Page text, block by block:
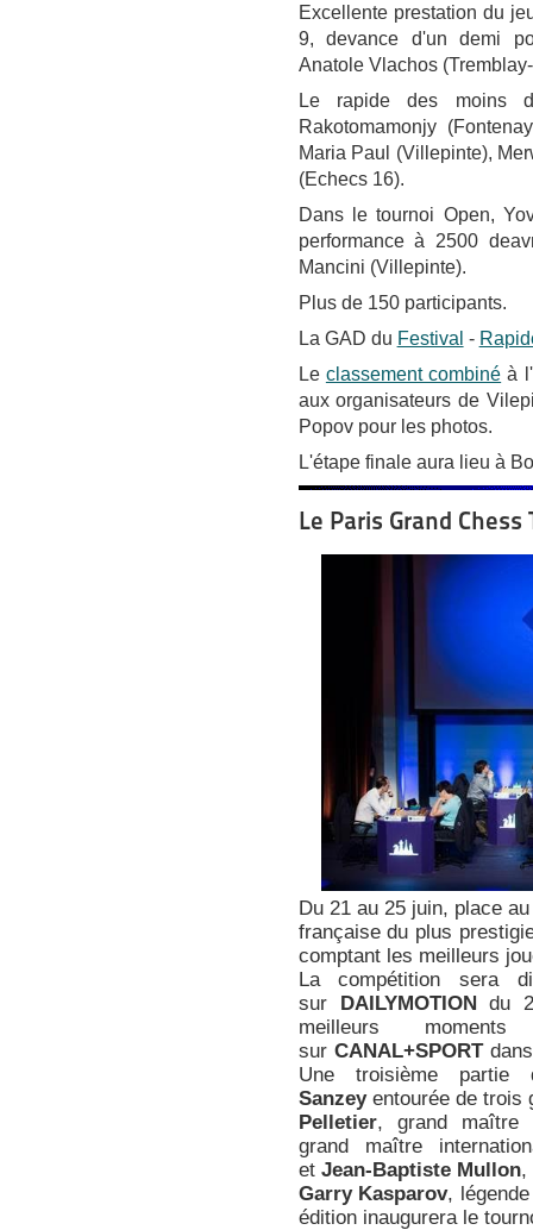
Excellente prestation du
9, devance d'un demi
Anatole Vlachos
Le rapide des moins
Rakotomamonjy
Maria Paul (Villepinte),
(Echecs 16).
Dans le tournoi Open,
performance à 2500
Mancini (Villepinte).
Plus de 150 participants.
La GAD du Festival -
Le classement combiné à
aux organisateurs de
Popov pour les photos.
L'étape finale aura lieu à
Le Paris Grand Chess
Du 21 au 25 juin, place
française du plus
comptant les meilleurs
La compétition sera
sur DAILYMOTIONdu
meilleurs
sur CANAL+SPORTdans
Une troisième
Sanzeyentourée de trois
Pelletier, grand maître
grand maître
et Jean-Baptiste Mullon,
Garry Kasparov,
édition inaugurera le